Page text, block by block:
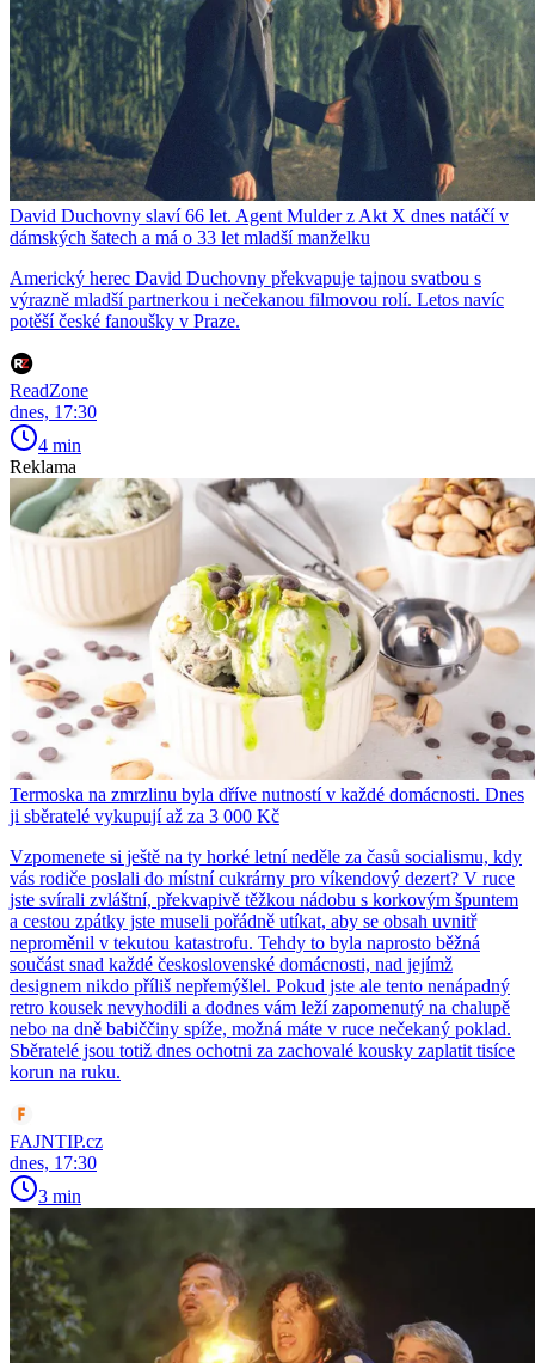
David Duchovny slaví 66 let. Agent Mulder z Akt X dnes natáčí v
dámských šatech a má o 33 let mladší manželku
Americký herec David Duchovny překvapuje tajnou svatbou s
výrazně mladší partnerkou i nečekanou filmovou rolí. Letos navíc
potěší české fanoušky v Praze.
ReadZone
dnes, 17:30
4 min
Reklama
Termoska na zmrzlinu byla dříve nutností v každé domácnosti. Dnes
ji sběratelé vykupují až za 3 000 Kč
Vzpomenete si ještě na ty horké letní neděle za časů socialismu, kdy
vás rodiče poslali do místní cukrárny pro víkendový dezert? V ruce
jste svírali zvláštní, překvapivě těžkou nádobu s korkovým špuntem
a cestou zpátky jste museli pořádně utíkat, aby se obsah uvnitř
neproměnil v tekutou katastrofu. Tehdy to byla naprosto běžná
součást snad každé československé domácnosti, nad jejímž
designem nikdo příliš nepřemýšlel. Pokud jste ale tento nenápadný
retro kousek nevyhodili a dodnes vám leží zapomenutý na chalupě
nebo na dně babiččiny spíže, možná máte v ruce nečekaný poklad.
Sběratelé jsou totiž dnes ochotni za zachovalé kousky zaplatit tisíce
korun na ruku.
FAJNTIP.cz
dnes, 17:30
3 min